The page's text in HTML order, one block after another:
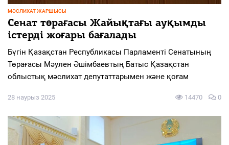
МӘСЛИХАТ ЖАРШЫСЫ
Сенат төрағасы Жайықтағы ауқымды
істерді жоғары бағалады
Бүгін Қазақстан Республикасы Парламенті Сенатының
Төрағасы Мәулен Әшімбаевтың Батыс Қазақстан
облыстық мәслихат депутаттарымен және қоғам
28 наурыз 2025 14470 0